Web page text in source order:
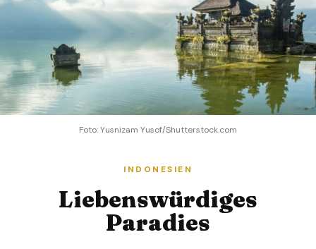
Foto: Yusnizam Yusof/Shutterstock.com
INDONESIEN
Liebenswürdiges
Paradies